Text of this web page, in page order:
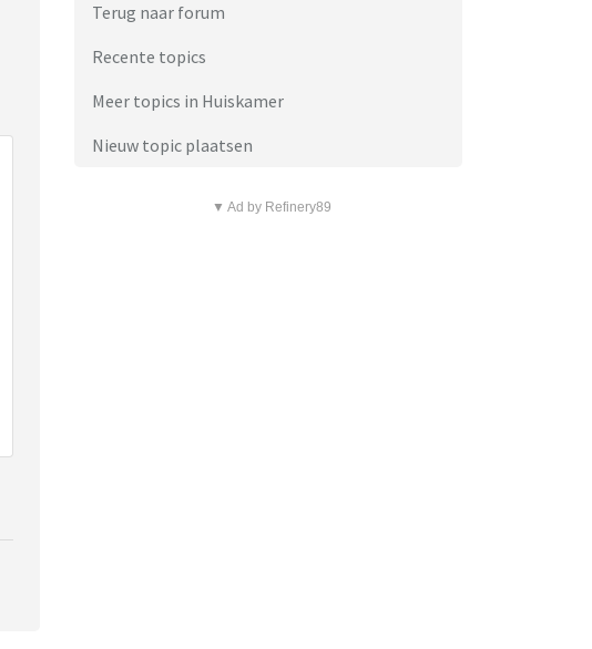
Terug naar forum
Recente topics
Meer topics in Huiskamer
Nieuw topic plaatsen
▼ Ad by Refinery89